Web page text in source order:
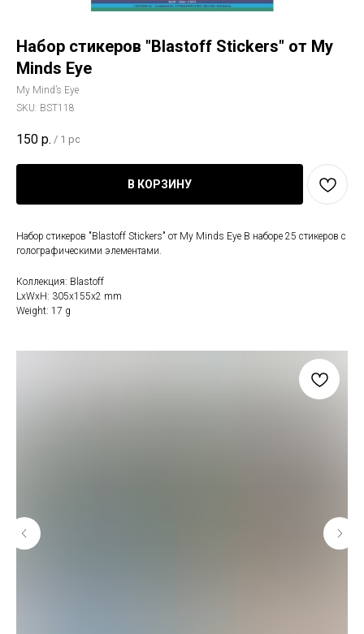
Набор стикеров "Blastoff Stickers" от My
Minds Eye
My Mind’s Eye
SKU: BST118
150 р. / 1 pc
В КОРЗИНУ
Набор стикеров "Blastoff Stickers" от My Minds Eye В наборе 25 стикеров с
голографическими элементами.
Коллекция: Blastoff
LxWxH: 305x155x2 mm
Weight: 17 g